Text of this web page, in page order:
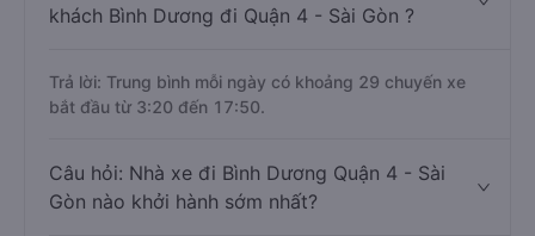
khách Bình Dương đi Quận 4 - Sài Gòn ?
Trả lời: Trung bình mỗi ngày có khoảng 29 chuyến xe
bắt đầu từ 3:20 đến 17:50.
Câu hỏi: Nhà xe đi Bình Dương Quận 4 - Sài
Gòn nào khởi hành sớm nhất?